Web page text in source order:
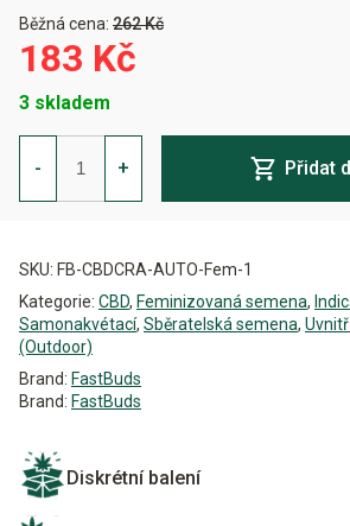
Běžná cena: 262 Kč
183 Kč
3 skladem
-
CBD
1:1
Auto
Feminizovaná
+ Přidat
SKU: FB-CBDCRA-AUTO-Fem-1
Kategorie: CBD, Feminizovaná semena,
Samonakvétací, Sběratelská semena,
(Outdoor)
Brand: FastBuds
Brand: FastBuds
Diskrétní balení